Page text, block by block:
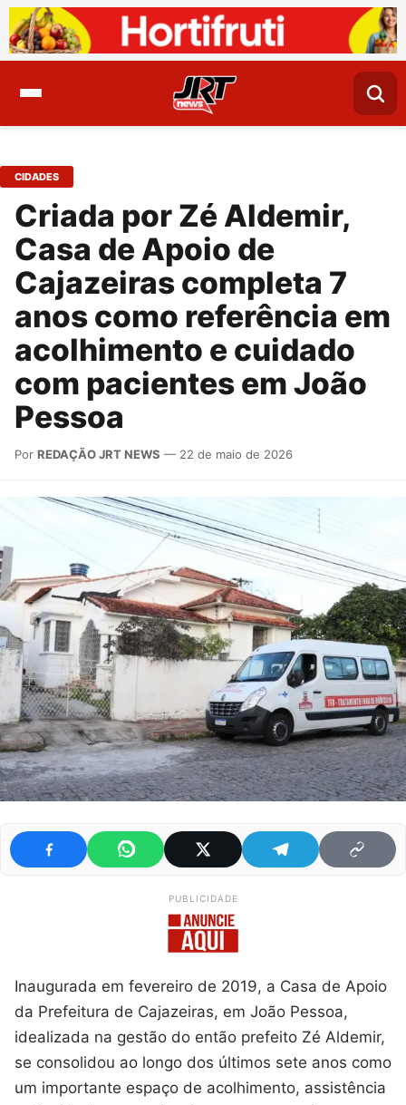
CIDADES
Criada por Zé Aldemir,
Casa de Apoio de
Cajazeiras completa 7
anos como referência em
acolhimento e cuidado
com pacientes em João
Pessoa
Por REDAÇÃO JRT NEWS — 22 de maio de 2026
PUBLICIDADE
Inaugurada em fevereiro de 2019, a Casa de Apoio
da Prefeitura de Cajazeiras, em João Pessoa,
idealizada na gestão do então prefeito Zé Aldemir,
se consolidou ao longo dos últimos sete anos como
um importante espaço de acolhimento, assistência